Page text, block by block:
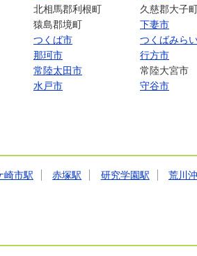
北相馬郡利根町
久慈郡大子
猿島郡境町
下妻市
つくば市
つくばみら
那珂市
行方市
常陸太田市
常陸大宮市
水戸市
守谷市
崎市駅 赤塚駅 研究学園駅
荒川